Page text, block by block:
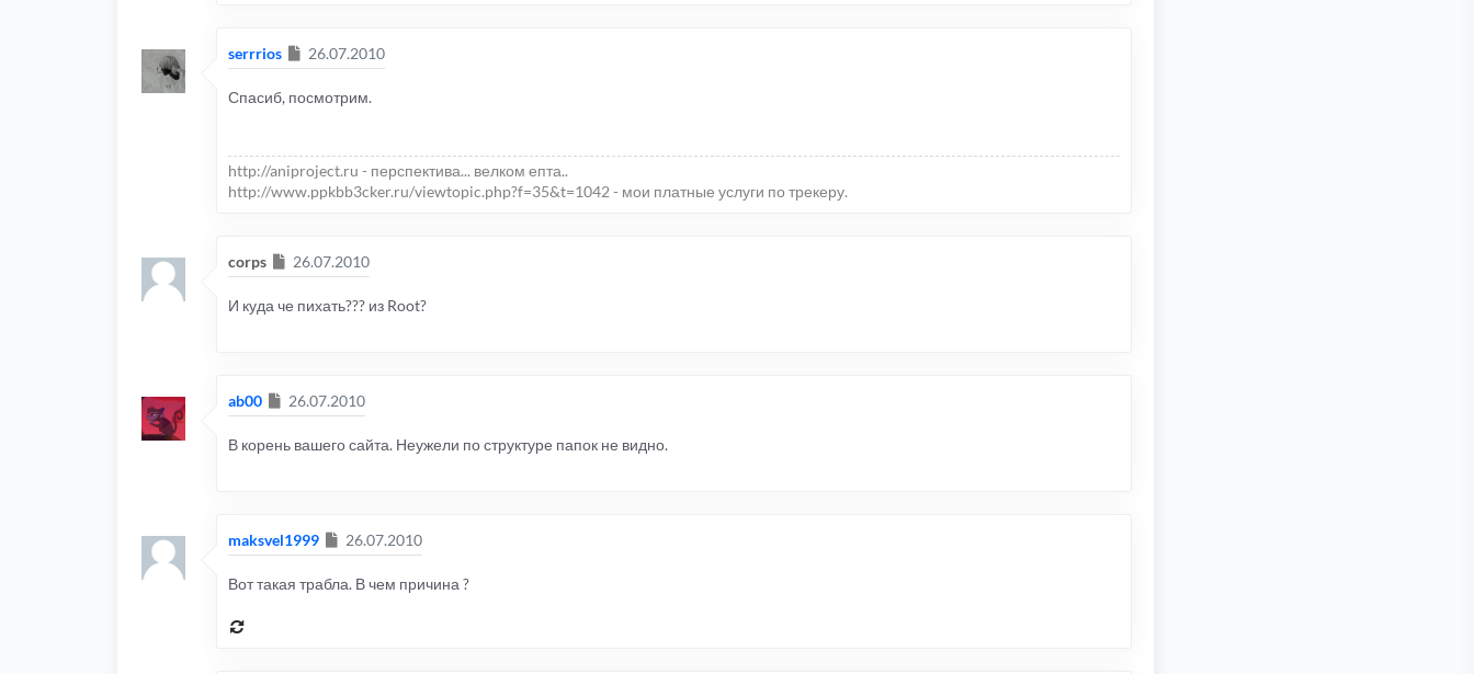
serrrios Сообщение
26.07.2010
Спасиб, посмотрим.
http://aniproject.ru - перспектива... велком епта..
http://www.ppkbb3cker.ru/viewtopic.php?f=35&t=1042 - мои платные услуги по трекеру.
corps Сообщение
26.07.2010
И куда че пихать??? из Root?
ab00 Сообщение
26.07.2010
В корень вашего сайта. Неужели по структуре папок не видно.
maksvel1999 Сообщение
26.07.2010
Вот такая трабла. В чем причина ?